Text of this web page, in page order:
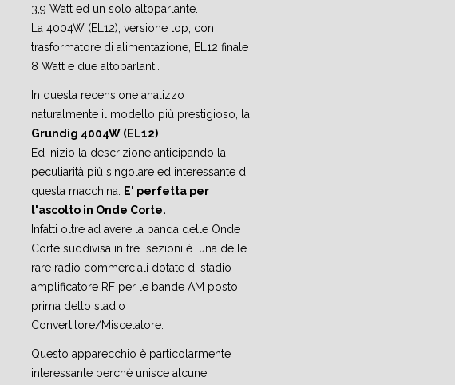
3,9 Watt ed un solo altoparlante.
La 4004W (EL12), versione top, con
trasformatore di alimentazione, EL12 finale
8 Watt e due altoparlanti.
In questa recensione analizzo
naturalmente il modello più prestigioso, la
Grundig 4004W (EL12)
Ed inizio la descrizione anticipando la
peculiarità più singolare ed interessante di
questa macchina: E' perfetta per
l'ascolto in Onde Corte.
Infatti oltre ad avere la banda delle Onde
Corte suddivisa in tre sezioni è una delle
rare radio commerciali dotate di stadio
amplificatore RF per le bande AM posto
prima dello stadio
Convertitore/Miscelatore.
Questo apparecchio è particolarmente
interessante perchè unisce alcune